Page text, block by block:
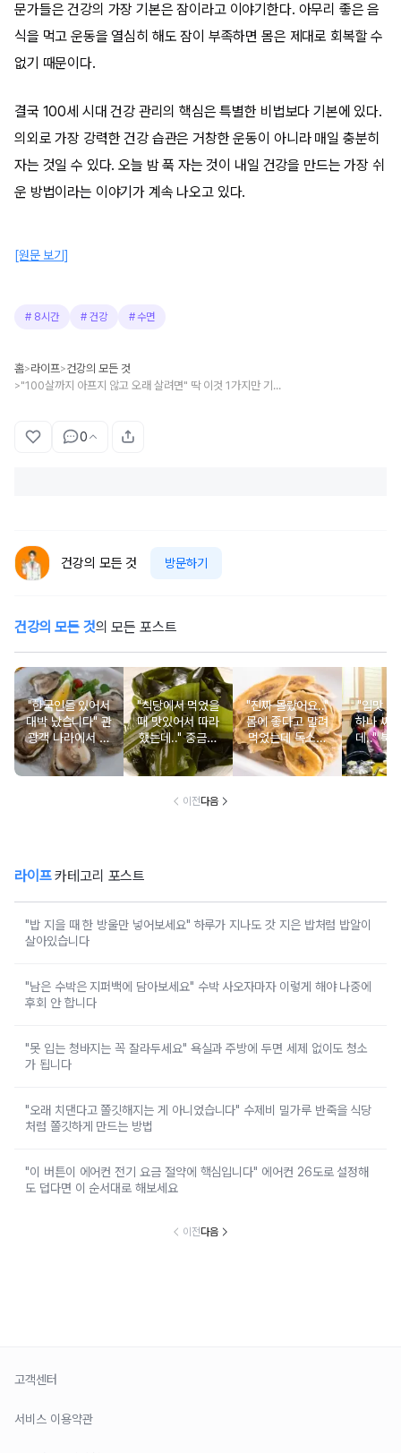
문가들은 건강의 가장 기본은 잠이라고 이야기한다. 아무리 좋은 음
식을 먹고 운동을 열심히 해도 잠이 부족하면 몸은 제대로 회복할 수
없기 때문이다.
결국 100세 시대 건강 관리의 핵심은 특별한 비법보다 기본에 있다.
의외로 가장 강력한 건강 습관은 거창한 운동이 아니라 매일 충분히
자는 것일 수 있다. 오늘 밤 푹 자는 것이 내일 건강을 만드는 가장 쉬
운 방법이라는 이야기가 계속 나오고 있다.
[원문 보기]
# 8시간 # 건강 # 수면
홈>라이프>건강의 모든 것
> "100살까지 아프지 않고 오래 살려면" 딱 이것 1가지만 기억하세요
0
건강의 모든 것 방문하기
건강의 모든 것의 모든 포스트
"한국인들 있어서
대박 났습니다" 관
광객 나라에서 남
녀노소 보양식처
럼 먹는 음식
"식당에서 먹었을
때 맛있어서 따라
했는데.." 중금속
싹 다 빠질 줄 몰
랐어요
"진짜 몰랐어요.."
몸에 좋다고 말려
먹었는데 독소를
먹고 있었던 의외
의 음식
"입맛 없
하나 싸
데.." 북
외로 안
건
이전다음
라이프카테고리 포스트
"밥 지을 때 한 방울만 넣어보세요" 하루가 지나도 갓 지은 밥처럼 밥알이
살아있습니다
"남은 수박은 지퍼백에 담아보세요" 수박 사오자마자 이렇게 해야 나중에
후회 안 합니다
"못 입는 청바지는 꼭 잘라두세요" 욕실과 주방에 두면 세제 없이도 청소
가 됩니다
"오래 치댄다고 쫄깃해지는 게 아니었습니다" 수제비 밀가루 반죽을 식당
처럼 쫄깃하게 만드는 방법
"이 버튼이 에어컨 전기 요금 절약에 핵심입니다" 에어컨 26도로 설정해
도 덥다면 이 순서대로 해보세요
이전다음
고객센터
서비스 이용약관